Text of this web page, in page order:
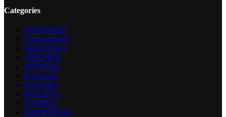
Categories
SPONSORS
Uncategorized
ΑΘΛΗΤΙΚΑ
ΑΜΕΡΙΚΗ
ΑΠΟΨΕΙΣ
ΕΛΛΑΔΑ
ΙΣΤΟΡΙΕΣ
ΚΟΥΖΙΝΑ
ΚΥΠΡΟΣ
ΟΜΟΓΕΝΕΙΑ